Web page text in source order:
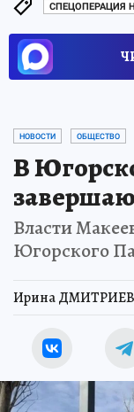
СПЕЦОПЕРАЦИЯ
НОВОСТИ ОБЩЕСТВО
В
Власти
Югорского
Ирина